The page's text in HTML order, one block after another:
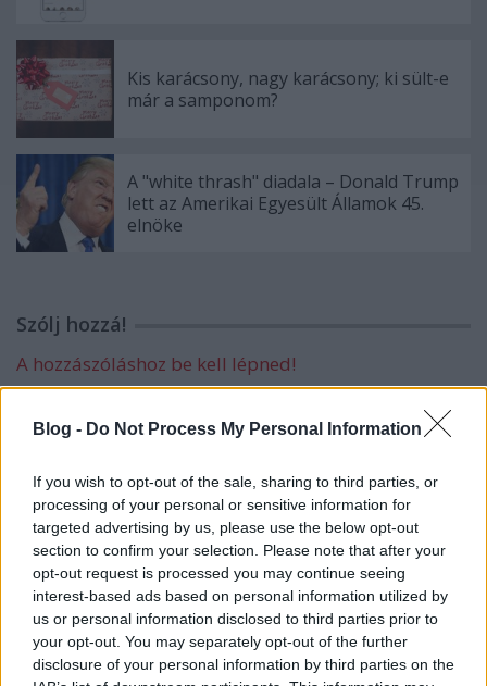
Blog - Do Not Process My Personal Information
If you wish to opt-out of the sale, sharing to third parties, or
processing of your personal or sensitive information for
targeted advertising by us, please use the below opt-out
section to confirm your selection. Please note that after your
opt-out request is processed you may continue seeing
interest-based ads based on personal information utilized by
us or personal information disclosed to third parties prior to
your opt-out. You may separately opt-out of the further
disclosure of your personal information by third parties on the
Kis karácsony, nagy karácsony; ki sült-e
már a samponom?
A "white thrash" diadala – Donald Trump
lett az Amerikai Egyesült Államok 45.
elnöke
Szólj hozzá!
A hozzászóláshoz be kell lépned!
VAGY